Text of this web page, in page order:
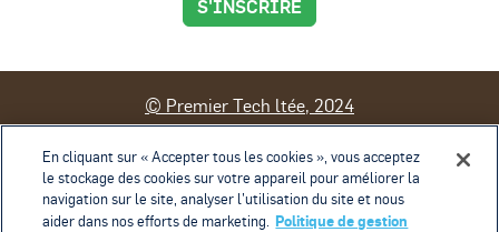
S'INSCRIRE
© Premier Tech ltée, 2024
Contact
Conditions d'utilisation
Politique de confidentialité
Politique de gestion des témoins
Exercice des droits
En cliquant sur « Accepter tous les cookies », vous acceptez
le stockage des cookies sur votre appareil pour améliorer la
navigation sur le site, analyser l’utilisation du site et nous
aider dans nos efforts de marketing. Politique de gestion